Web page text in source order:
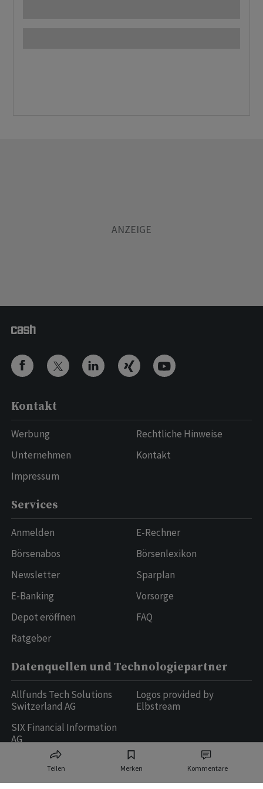
Teilen Merken Kommentare
Kontakt
Werbung
Unternehmen
Impressum
Rechtliche Hinweise
Kontakt
Services
Anmelden
Börsenabos
Newsletter
E-Banking
Depot eröffnen
Ratgeber
E-Rechner
Börsenlexikon
Sparplan
Vorsorge
FAQ
Datenquellen und Technologiepartner
Allfunds Tech Solutions
Switzerland AG
SIX Financial Information
AG
Logos provided by
Elbstream
Ringier AG | Ringier Medien Schweiz